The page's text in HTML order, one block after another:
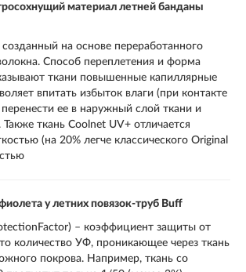
материал летней банданы
на основе переработанного
Способ переплетения и форма
ткани повышенные капиллярные
впитать избыток влаги (при контакте
ее в наружный слой ткани и
ткань Coolnet UV+ отличается
(на 20% легче классического Original
у летних повязок-труб Buff
– коэффициент защиты от
количество УФ, проникающее через ткань
покрова. Например, ткань со